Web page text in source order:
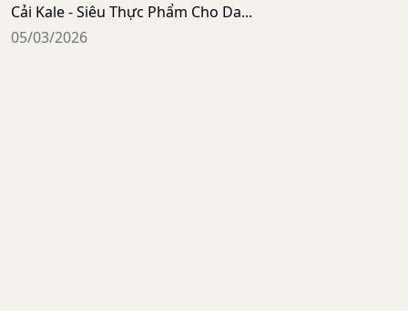
Cải Kale - Siêu Thực Phẩm Cho Da...
05/03/2026